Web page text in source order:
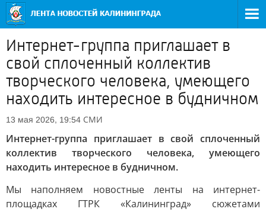
Интернет-группа приглашает в
свой сплоченный коллектив
творческого человека, умеющего
находить интересное в будничном
13 мая 2026, 19:54 СМИ
Интернет-группа приглашает в свой сплоченный
коллектив творческого человека, умеющего
находить интересное в будничном.
Мы наполняем новостные ленты на интернет-
площадках ГТРК «Калининград» сюжетами